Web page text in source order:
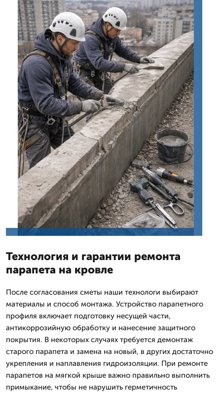
Технология и гарантии ремонта
парапета на кровле
После согласования сметы наши технологи выбирают
материалы и способ монтажа. Устройство парапетного
профиля включает подготовку несущей части,
антикоррозийную обработку и нанесение защитного
покрытия. В некоторых случаях требуется демонтаж
старого парапета и замена на новый, в других достаточно
укрепления и наплавления гидроизоляции. При ремонте
парапетов на мягкой крыше важно правильно выполнить
примыкание, чтобы не нарушить герметичность